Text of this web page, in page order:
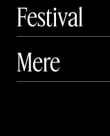
Festival
 Art Matter Festival
Mere